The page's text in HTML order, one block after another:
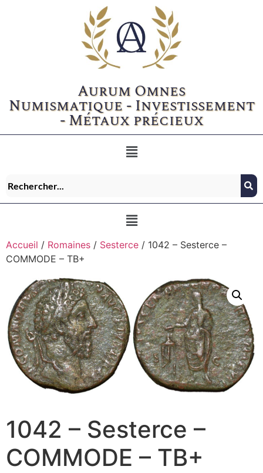
Aurum Omnes
Numismatique - Investissement
- Métaux précieux
Accueil / Romaines / Sesterce / 1042 – Sesterce –
COMMODE – TB+
1042 – Sesterce –
COMMODE – TB+